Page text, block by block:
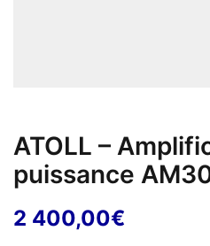
ATOLL –
puissance
2 400,00€